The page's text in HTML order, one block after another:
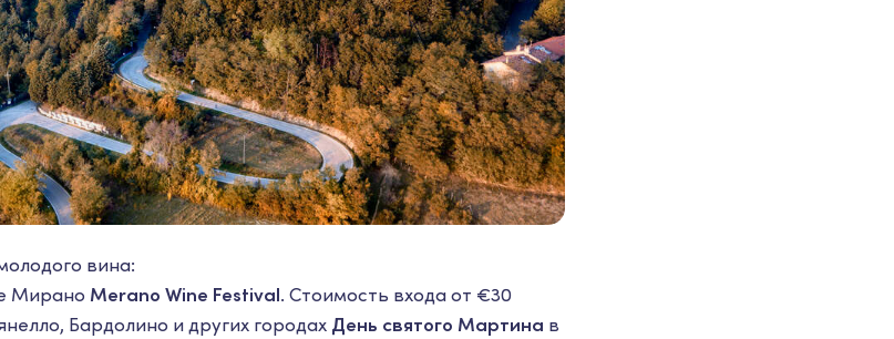
вина:
Мирано Merano Wine Festival. Стоимость входа от €30
Бардолино и других городах День святого Мартина в